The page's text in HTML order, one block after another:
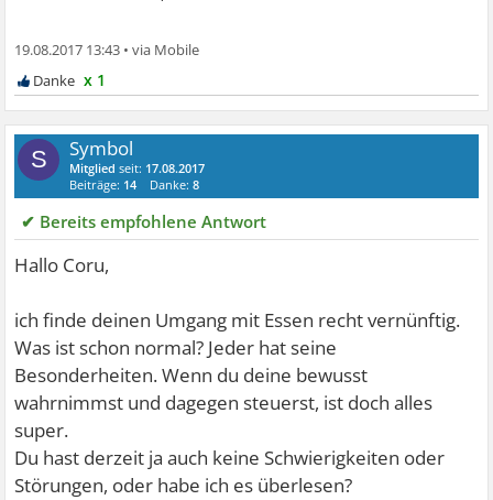
19.08.2017 13:43 •
x 1
S Symbol
Mitglied seit: 17.08.2017
Beiträge: 14 Danke:8
✔ Bereits empfohlene Antwort
Hallo Coru,
ich finde deinen Umgang mit Essen recht vernünftig.
Was ist schon normal? Jeder hat seine
Besonderheiten. Wenn du deine bewusst
wahrnimmst und dagegen steuerst, ist doch alles
super.
Du hast derzeit ja auch keine Schwierigkeiten oder
Störungen, oder habe ich es überlesen?